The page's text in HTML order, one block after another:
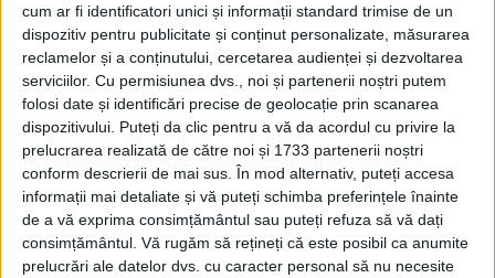
cum ar fi identificatori unici și informații standard trimise de un
dispozitiv pentru publicitate și conținut personalizate, măsurarea
reclamelor și a conținutului, cercetarea audienței și dezvoltarea
serviciilor. Cu permisiunea dvs., noi și partenerii noștri putem
folosi date și identificări precise de geolocație prin scanarea
dispozitivului. Puteți da clic pentru a vă da acordul cu privire la
prelucrarea realizată de către noi și 1733 partenerii noștri
conform descrierii de mai sus. În mod alternativ, puteți accesa
informații mai detaliate și vă puteți schimba preferințele înainte
de a vă exprima consimțământul sau puteți refuza să vă dați
consimțământul. Vă rugăm să rețineți că este posibil ca anumite
prelucrări ale datelor dvs. cu caracter personal să nu necesite
ETICHETE: URECHE,VAN GOGH
PUBLICAT IN CATEGORIILE: FEBRUARIE 2020
DISTRIBUIE ȘTIREA:
FACEBOOK
DACĂ VA PLAC MATERIALELE PUBLICATE, VA INVITĂM SĂ NE URMĂRIȚI
ȘI PE
PAGINA NOASTRĂ DE FACEBOOK
RECOMANDARI PENTRU TINE
Istoria sloturilor: de la primele aparate
la sloturile online